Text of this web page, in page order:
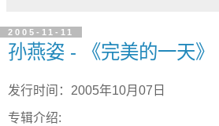
2005-11-11
孙燕姿 - 《完美的一天》
发行时间：2005年10月07日
专辑介绍: